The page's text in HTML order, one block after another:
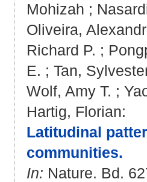
Mohizah ;
Oliveira,
Richard P. ;
E. ; Tan,
Wolf, Amy T. ;
Hartig, Florian:
Latitudinal
communities.
In: Nature. Bd.